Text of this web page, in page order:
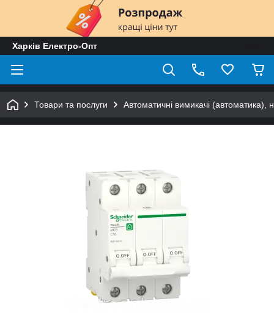
Харків Електро-Опт
Товари та послуги Автоматичні вимикачі (автоматика),